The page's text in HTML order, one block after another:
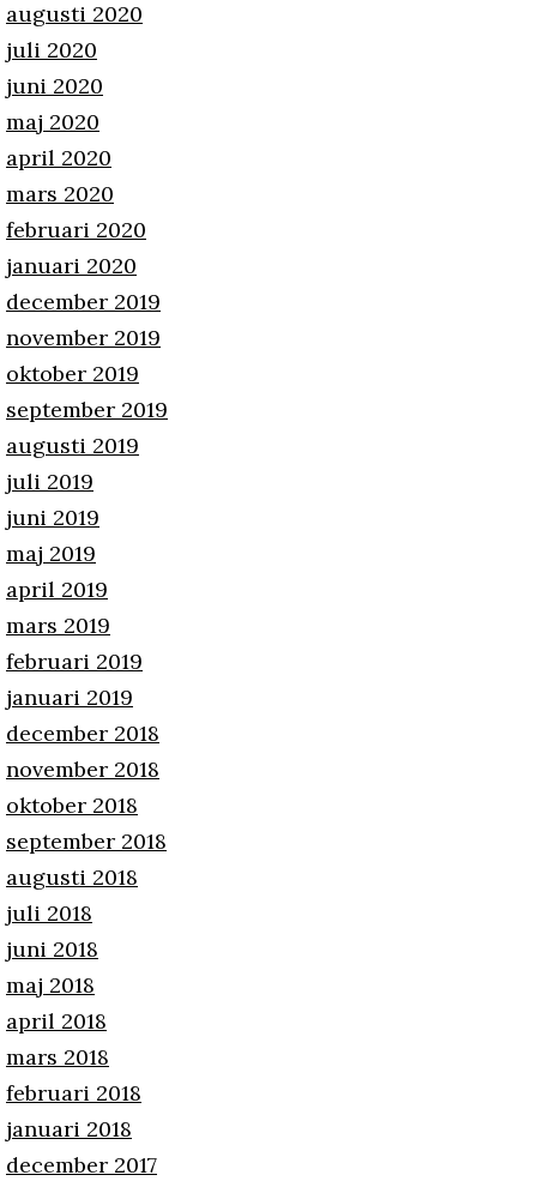
augusti 2020
juli 2020
juni 2020
maj 2020
april 2020
mars 2020
februari 2020
januari 2020
december 2019
november 2019
oktober 2019
september 2019
augusti 2019
juli 2019
juni 2019
maj 2019
april 2019
mars 2019
februari 2019
januari 2019
december 2018
november 2018
oktober 2018
september 2018
augusti 2018
juli 2018
juni 2018
maj 2018
april 2018
mars 2018
februari 2018
januari 2018
december 2017